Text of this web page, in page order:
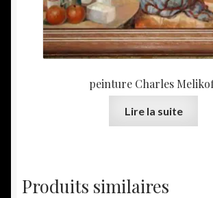
peinture Charles
Lire la suite
Produits similaires